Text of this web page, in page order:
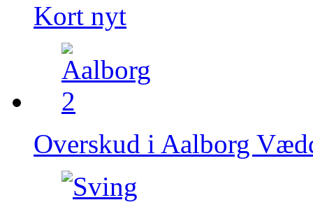
Kort nyt
Overskud i Aalborg